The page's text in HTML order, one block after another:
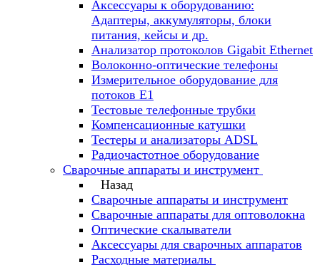
Аксессуары к оборудованию:
Адаптеры, аккумуляторы, блоки
питания, кейсы и др.
Анализатор протоколов Gigabit Ethernet
Волоконно-оптические телефоны
Измерительное оборудование для
потоков Е1
Тестовые телефонные трубки
Компенсационные катушки
Тестеры и анализаторы ADSL
Радиочастотное оборудование
Сварочные аппараты и инструмент
Назад
Сварочные аппараты и инструмент
Сварочные аппараты для оптоволокна
Оптические скалыватели
Аксессуары для сварочных аппаратов
Расходные материалы